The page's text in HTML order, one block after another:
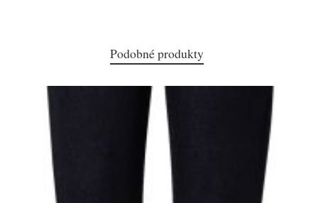
Podobné produkty